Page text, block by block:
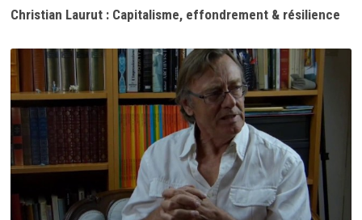
Christian Laurut : Capitalisme, effondrement & résilience